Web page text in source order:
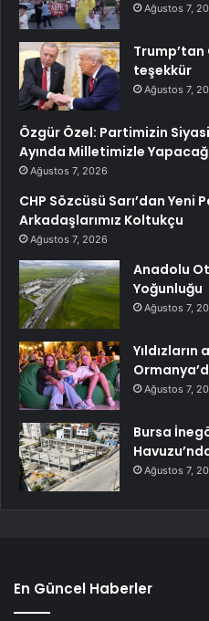
Ağustos 7,
Trump’tan
teşekkür
Ağustos 7,
Özgür Özel: Partimizin
Ayında Milletimizle
Ağustos 7, 2026
CHP Sözcüsü Sarı’dan Yeni
Arkadaşlarımız Koltukçu
Ağustos 7, 2026
Anadolu
Yoğunluğu
Ağustos 7,
Ağustos 7,
Bursa
Ağustos 7,
En Güncel Haberler